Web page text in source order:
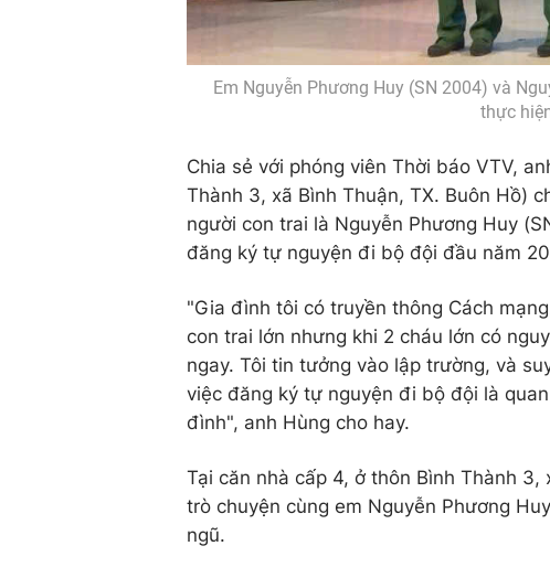
Em Nguyễn Phương Huy (SN 2004) và
thực
Chia sẻ với phóng viên Thời báo VTV,
Thành 3, xã Bình Thuận, TX. Buôn Hồ)
người con trai là Nguyễn Phương Huy
đăng ký tự nguyện đi bộ đội đầu năm
"Gia đình tôi có truyền thông Cách
con trai lớn nhưng khi 2 cháu lớn có
ngay. Tôi tin tưởng vào lập trường, và
việc đăng ký tự nguyện đi bộ đội là
đình", anh Hùng cho hay.
Tại căn nhà cấp 4, ở thôn Bình Thành
trò chuyện cùng em Nguyễn Phương
ngũ.